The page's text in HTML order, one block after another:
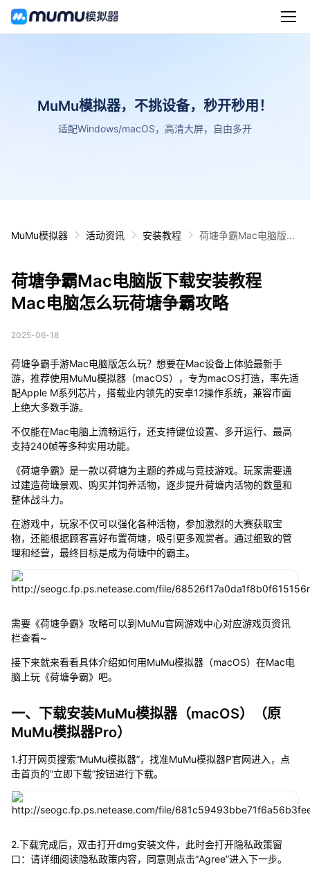
MuMu模拟器，不挑设备，秒开秒用！
适配Windows/macOS，高清大屏，自由多开
MuMu模拟器 活动资讯 安装教程
荷塘争霸Mac电脑版下
荷塘争霸Mac电脑版下载安装教程
Mac电脑怎么玩荷塘争霸攻略
2025-06-18
荷塘争霸手游Mac电脑版怎么玩？想要在Mac设备上体验最新手
游，推荐使用MuMu模拟器（macOS），专为macOS打造，率先适
配Apple M系列芯片，搭载业内领先的安卓12操作系统，兼容市面
上绝大多数手游。
不仅能在Mac电脑上流畅运行，还支持键位设置、多开运行、最高
支持240帧等多种实用功能。
《荷塘争霸》是一款以荷塘为主题的养成与竞技游戏。玩家需要通
过建造荷塘景观、购买并饲养活物，逐步提升荷塘内活物的数量和
整体战斗力。
在游戏中，玩家不仅可以强化各种活物，参加激烈的大赛获取宝
物，还能根据顾客喜好布置荷塘，吸引更多观赏者。通过细致的管
理和经营，最终目标是成为荷塘中的霸主。
需要《荷塘争霸》攻略可以到MuMu官网游戏中心对应游戏页资讯
栏查看~
接下来就来看看具体介绍如何用MuMu模拟器（macOS）在Mac电
脑上玩《荷塘争霸》吧。
一、下载安装MuMu模拟器（macOS）（原
MuMu模拟器Pro）
1.打开网页搜索“MuMu模拟器”，找准MuMu模拟器P官网进入，点
击首页的“立即下载”按钮进行下载。
2.下载完成后，双击打开dmg安装文件，此时会打开隐私政策窗
口：请详细阅读隐私政策内容，同意则点击“Agree”进入下一步。